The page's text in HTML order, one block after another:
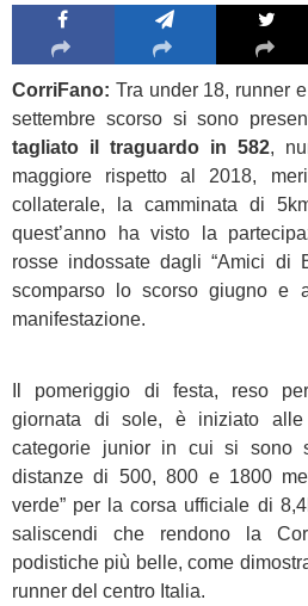
CorriFano: Tra under 18, runner
settembre scorso si sono
tagliato il traguardo in 582,
maggiore rispetto al 2018,
collaterale, la camminata di
quest’anno ha visto la
rosse indossate dagli “Amici di
scomparso lo scorso giugno e
manifestazione.
Il pomeriggio di festa, reso
giornata di sole, è iniziato
categorie junior in cui si sono
distanze di 500, 800 e 1800
verde” per la corsa ufficiale di
saliscendi che rendono la
podistiche più belle, come
runner del centro Italia.